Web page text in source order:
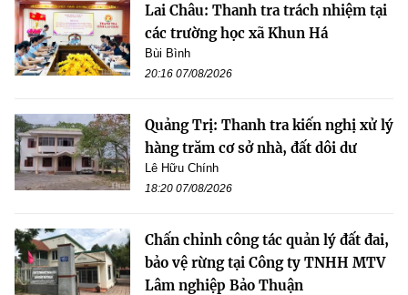
Lai Châu: Thanh tra trách nhiệm tại
các trường học xã Khun Há
Bùi Bình
20:16 07/08/2026
Quảng Trị: Thanh tra kiến nghị xử lý
hàng trăm cơ sở nhà, đất dôi dư
Lê Hữu Chính
18:20 07/08/2026
Chấn chỉnh công tác quản lý đất đai,
bảo vệ rừng tại Công ty TNHH MTV
Lâm nghiệp Bảo Thuận